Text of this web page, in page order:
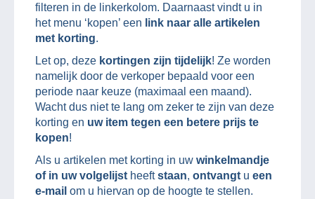
filteren in de linkerkolom. Daarnaast vindt u in
het menu ‘kopen’ een link naar alle artikelen
met korting.
Let op, deze kortingen zijn tijdelijk! Ze worden
namelijk door de verkoper bepaald voor een
periode naar keuze (maximaal een maand).
Wacht dus niet te lang om zeker te zijn van deze
korting en uw item tegen een betere prijs te
kopen!
Als u artikelen met korting in uw winkelmandje
of in uw volgelijst heeftstaan, ontvangt u een
e-mail om u hiervan op de hoogte te stellen.